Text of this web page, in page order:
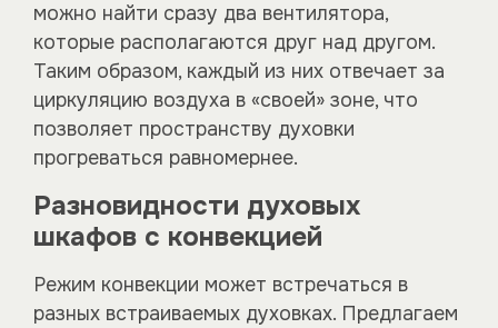
можно найти сразу два вентилятора,
которые располагаются друг над другом.
Таким образом, каждый из них отвечает за
циркуляцию воздуха в «своей» зоне, что
позволяет пространству духовки
прогреваться равномернее.
Разновидности духовых
шкафов с конвекцией
Режим конвекции может встречаться в
разных встраиваемых духовках. Предлагаем